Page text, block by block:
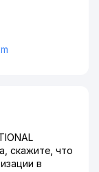
скажите, что
в